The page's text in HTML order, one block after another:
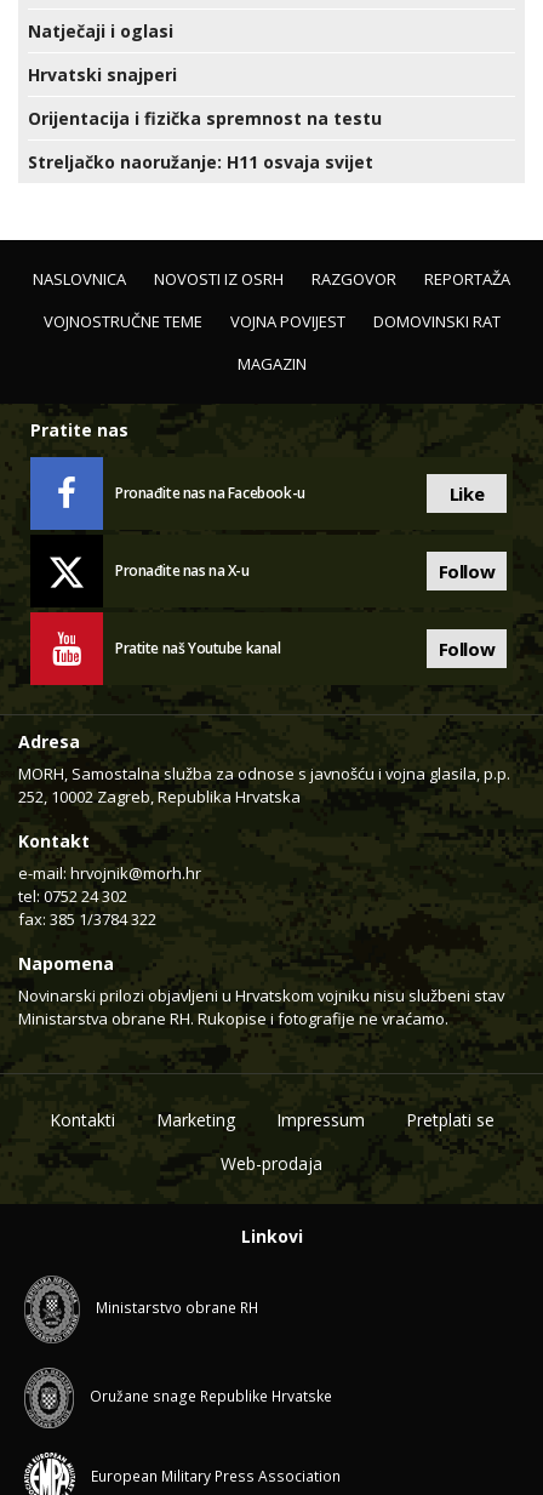
Natječaji i oglasi
Hrvatski snajperi
Orijentacija i fizička spremnost na testu
Streljačko naoružanje: H11 osvaja svijet
NASLOVNICA NOVOSTI IZ OSRH RAZGOVOR
REPORTAŽA
VOJNOSTRUČNE TEME
VOJNA POVIJEST
DOMOVINSKI RAT
MAGAZIN
Pratite nas
Pronađite nas na Facebook-u Like
Pronađite nas na X-u Follow
Pratite naš Youtube kanal Follow
Adresa
MORH, Samostalna služba za odnose s javnošću i vojna glasila, p.p.
252, 10002 Zagreb, Republika Hrvatska
Kontakt
e-mail: hrvojnik@morh.hr
tel: 0752 24 302
fax: 385 1/3784 322
Napomena
Novinarski prilozi objavljeni u Hrvatskom vojniku nisu službeni stav
Ministarstva obrane RH. Rukopise i fotografije ne vraćamo.
Kontakti Marketing Impressum
Pretplati se
Web-prodaja
Linkovi
Ministarstvo obrane RH
Oružane snage Republike Hrvatske
European Military Press Association